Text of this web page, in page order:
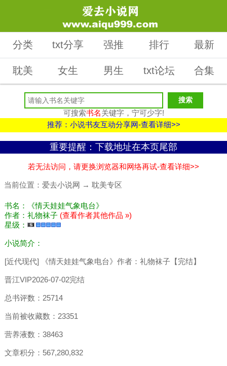
分类 txt分享 强推 排行 最新
耽美 女生 男生 txt论坛 合集
可搜索书名关键字，宁可少字!
推荐：小说书友互动分享网-查看详细>>
重要提醒：下载地址在本页尾部
若无法访问，请更换浏览器和网络再试-查看详细>>
当前位置： 爱去小说网 → 耽美专区
书名：《情天娃娃气象电台》
作者：礼物袜子 (查看作者其他作品 »)
星级：
小说简介：
[近代现代] 《情天娃娃气象电台》作者：礼物袜子【完结】
晋江VIP2026-07-02完结
总书评数：25714
当前被收藏数：23351
营养液数：38463
文章积分：567,280,832